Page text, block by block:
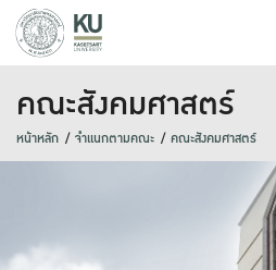
คณะสังคมศาสตร์
หน้าหลัก จำแนกตามคณะ คณะสังคมศาสตร์